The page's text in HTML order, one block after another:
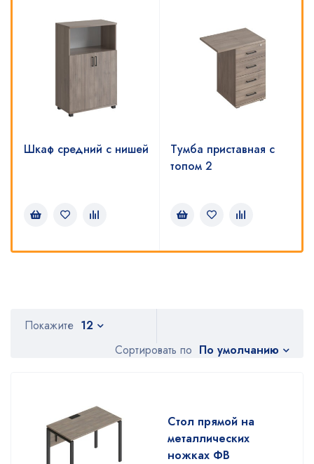
Шкаф средний с нишей
Тумба приставная с
топом 2
Сортировать по По умолчанию
Покажите 12
Стол прямой на
металлических
ножках ФВ